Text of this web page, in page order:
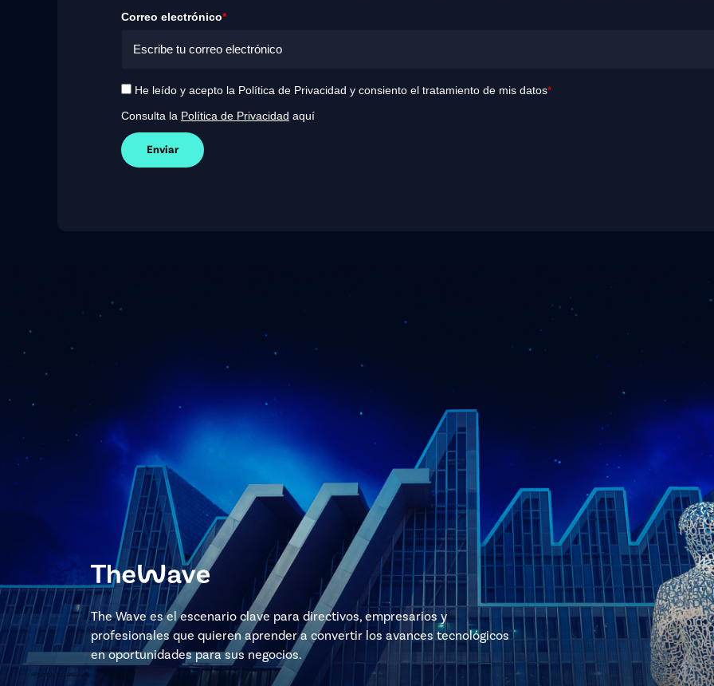
Correo electrónico*
He leído y acepto la Política de Privacidad y consiento el tratamiento de mis datos*
Consulta la Política de Privacidad aquí
Enviar
The Wave es el escenario clave para directivos, empresarios y
profesionales que quieren aprender a convertir los avances tecnológicos
en oportunidades para sus negocios.